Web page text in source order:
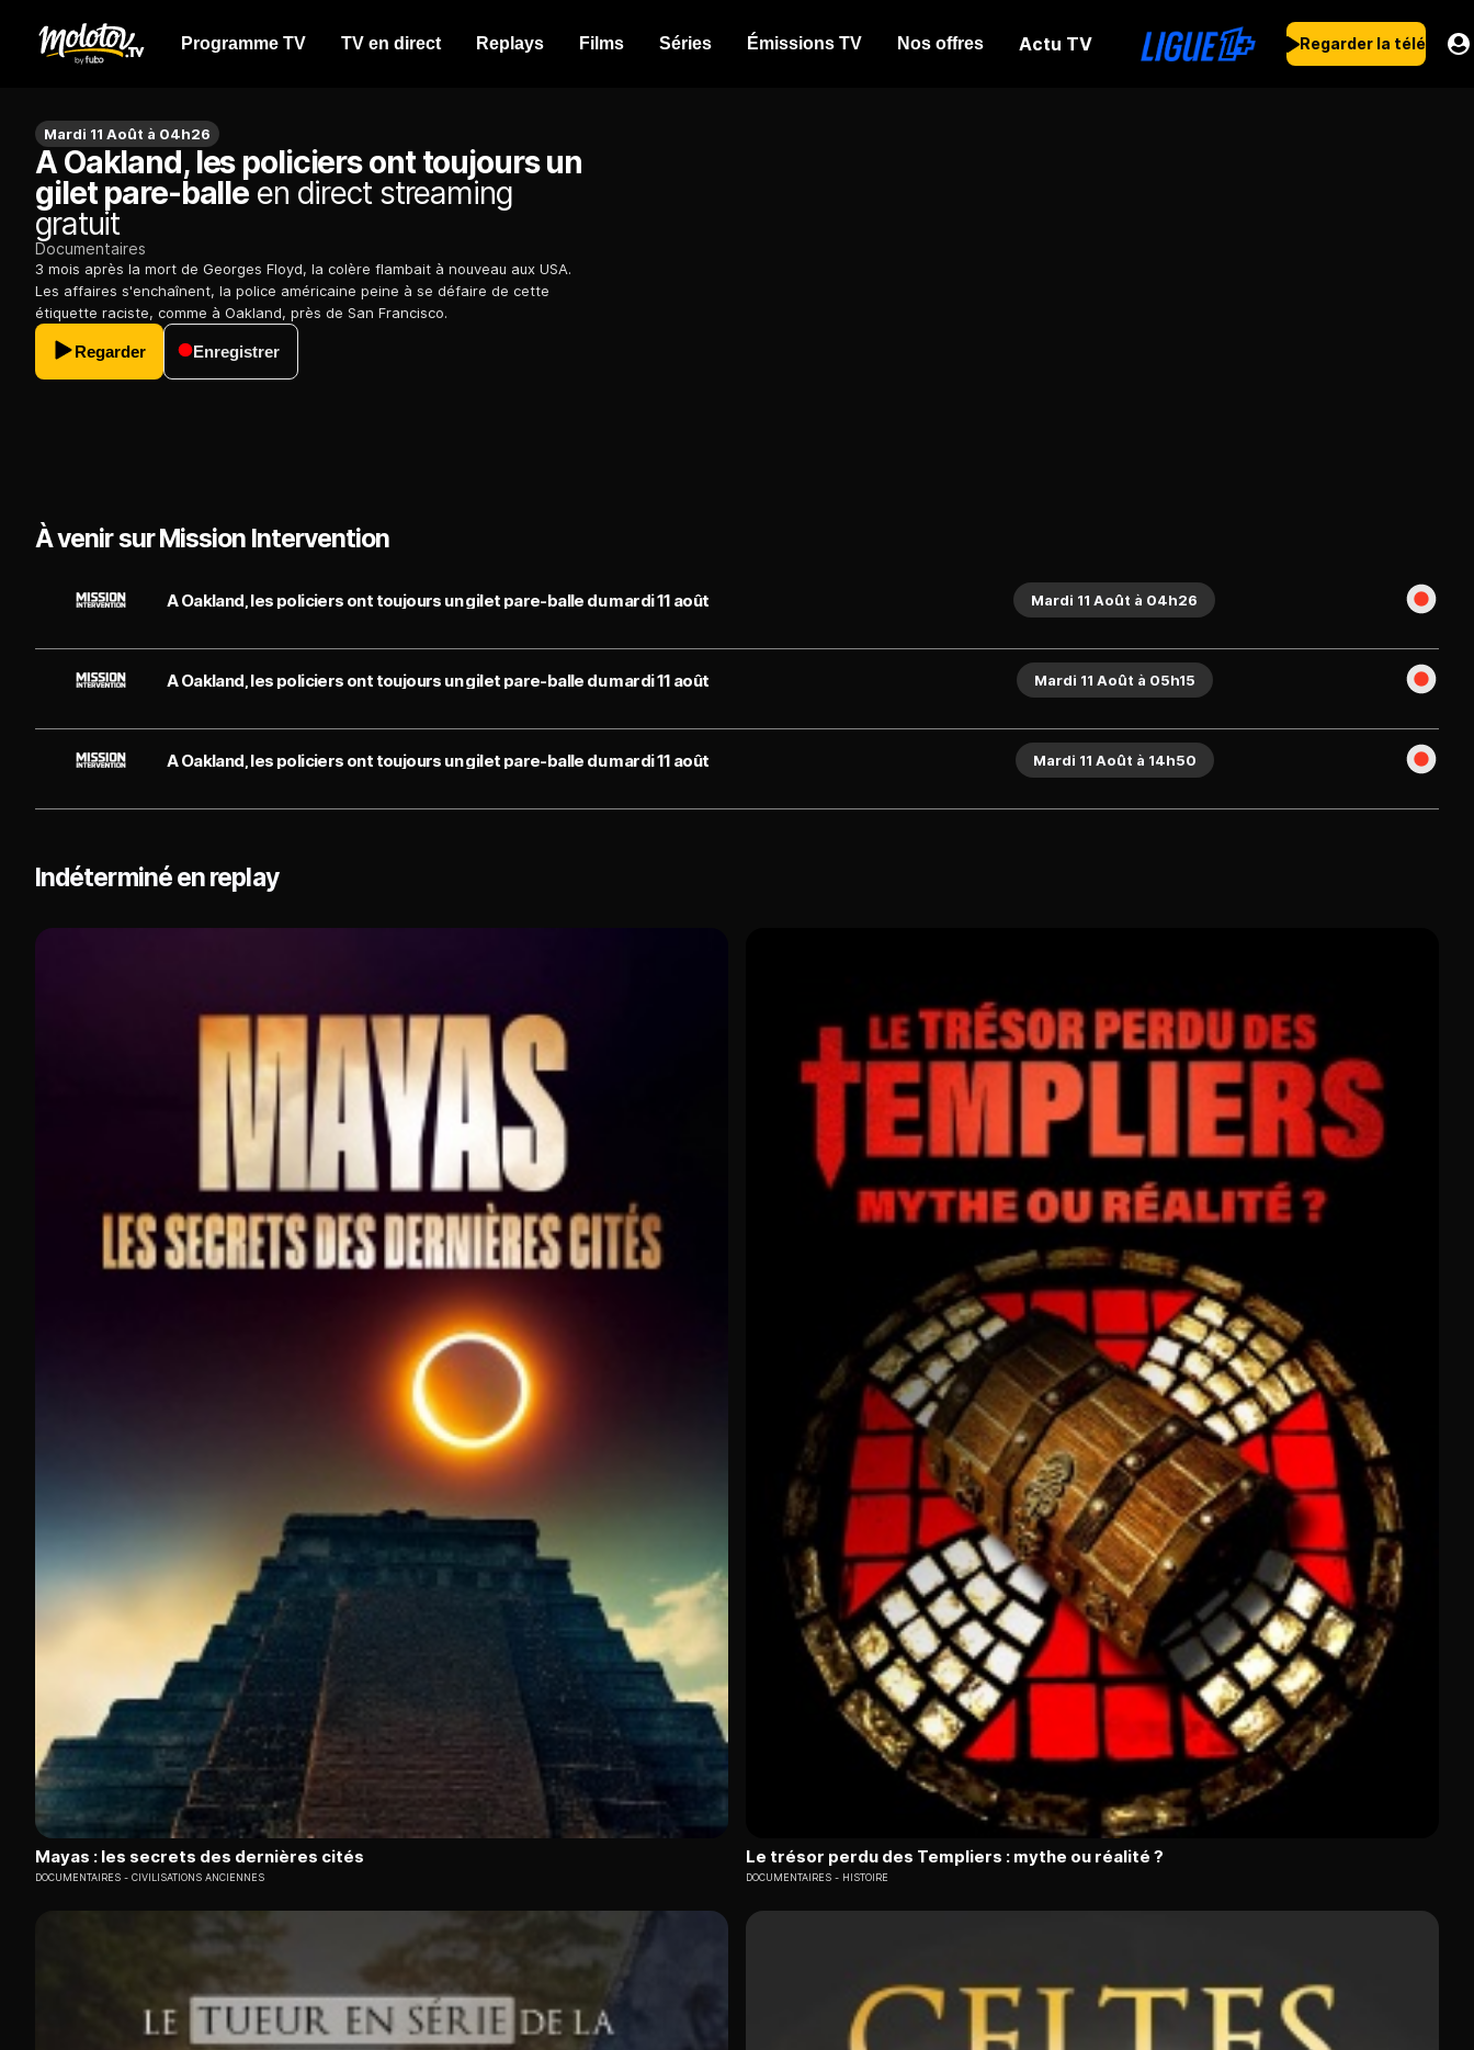
Programme TV TV en direct Replays Films Séries Émissions TV Nos offres Actu TV Regarder la télé
Mardi 11 Août à 04h26
A Oakland, les policiers ont toujours un
gilet pare-balle en direct streaming
gratuit
Documentaires
3 mois après la mort de Georges Floyd, la colère flambait à nouveau aux USA.
Les affaires s'enchaînent, la police américaine peine à se défaire de cette
étiquette raciste, comme à Oakland, près de San Francisco.
Regarder Enregistrer
À venir sur Mission Intervention
A Oakland, les policiers ont toujours un gilet pare-balle du mardi 11 août Mardi 11 Août à 04h26
A Oakland, les policiers ont toujours un gilet pare-balle du mardi 11 août Mardi 11 Août à 05h15
A Oakland, les policiers ont toujours un gilet pare-balle du mardi 11 août Mardi 11 Août à 14h50
Indéterminé en replay
Mayas : les secrets des dernières cités
DOCUMENTAIRES CIVILISATIONS ANCIENNES
Le trésor perdu des Templiers : mythe ou réalité ?
DOCUMENTAIRES HISTOIRE